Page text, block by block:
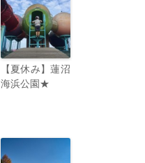
【夏休み】蓮沼
海浜公園★